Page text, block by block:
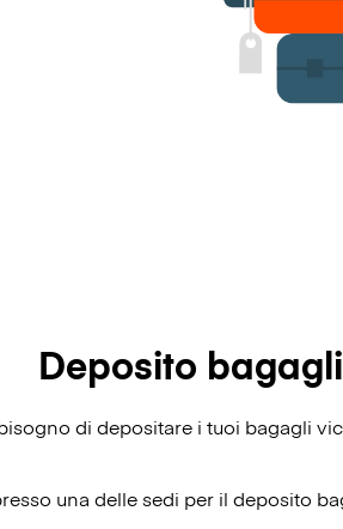
Deposito
di depositare i tuoi bagagli
una delle sedi per il deposito